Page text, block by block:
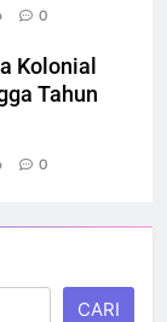
0
Kolonial
Tahun
0
CARI